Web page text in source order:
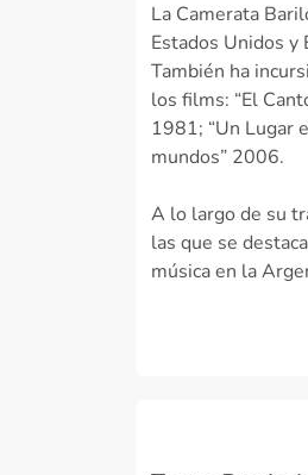
La Camerata
Estados Unidos y
También ha
los films: “El
1981; “Un Lugar
mundos” 2006.
A lo largo de su
las que se
música en la